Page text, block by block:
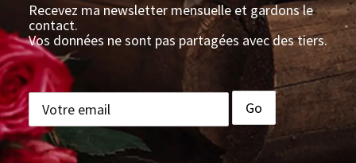
Recevez ma newsletter mensuelle et gardons le
contact.
Vos données ne sont pas partagées avec des tiers.